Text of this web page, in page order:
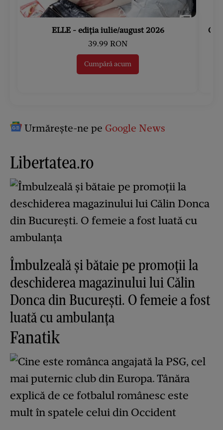
ELLE - ediția iulie/august 2026
39.99 RON
Cumpără acum
Urmărește-ne pe Google News
Libertatea.ro
Îmbulzeală și bătaie pe promoții la
deschiderea magazinului lui Călin
Donca din București. O femeie a fost
luată cu ambulanța
Fanatik